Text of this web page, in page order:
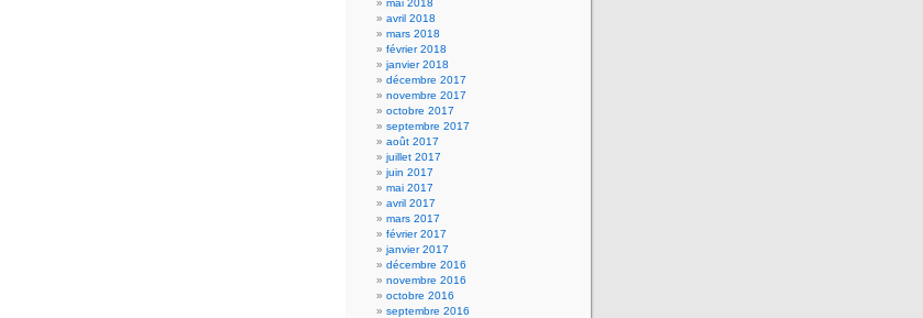
mai 2018
avril 2018
mars 2018
février 2018
janvier 2018
décembre 2017
novembre 2017
octobre 2017
septembre 2017
août 2017
juillet 2017
juin 2017
mai 2017
avril 2017
mars 2017
février 2017
janvier 2017
décembre 2016
novembre 2016
octobre 2016
septembre 2016